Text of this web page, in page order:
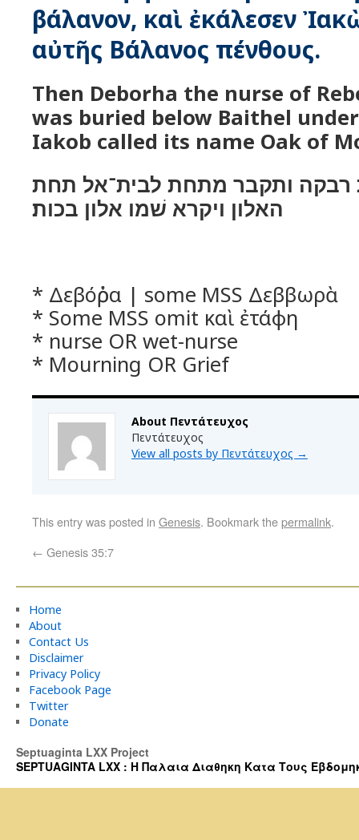
βάλανον, καὶ ἐκάλεσεν
αὐτῆς Βάλανος πένθους.
Then Deborha the nurse of
was buried below Baithel
Iakob called its name Oak of
רבקה ותקבר מתחת לבית־אל תחת
האלון ויקרא שׁמו אלון בכות׃
* Δεβόῤῥα | some MSS Δεββωρὰ
* Some MSS omit καὶ ἐτάφη
* nurse OR wet-nurse
* Mourning OR Grief
About Πεντάτευχος
Πεντάτευχος
View all posts by Πεντάτευχος →
This entry was posted in Genesis. Bookmark thepermalink.
← Genesis 35:7
Home
About
Contact Us
Disclaimer
Privacy Policy
Facebook Page
Twitter
Donate
Septuaginta LXX Project
SEPTUAGINTA LXX : Η Παλαια Διαθηκη Κατα Τους